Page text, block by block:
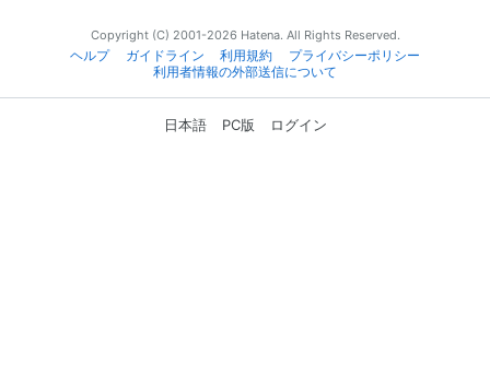
Copyright (C) 2001-2026 Hatena. All Rights Reserved.
ヘルプ
ガイドライン 利用規約
プライバシーポリシー
利用者情報の外部送信について
日本語 PC版 ログイン